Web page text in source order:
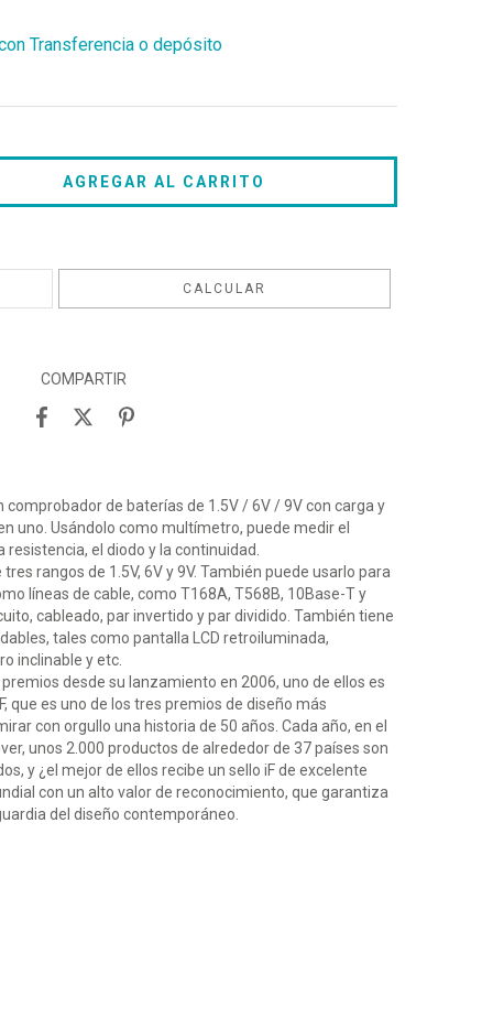
Transferencia o depósito
CALCULAR
COMPARTIR
de baterías de 1.5V / 6V / 9V con carga y
uno. Usándolo como multímetro, puede medir el
resistencia, el diodo y la continuidad.
rangos de 1.5V, 6V y 9V. También puede usarlo para
líneas de cable, como T168A, T568B, 10Base-T y
cableado, par invertido y par dividido. También tiene
tales como pantalla LCD retroiluminada,
inclinable y etc.
desde su lanzamiento en 2006, uno de ellos es
que es uno de los tres premios de diseño más
con orgullo una historia de 50 años. Cada año, en el
unos 2.000 productos de alrededor de 37 países son
y ¿el mejor de ellos recibe un sello iF de excelente
con un alto valor de reconocimiento, que garantiza
del diseño contemporáneo.